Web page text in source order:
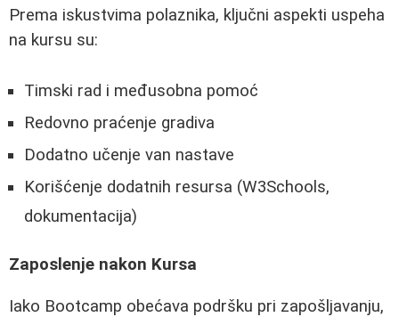
Prema iskustvima polaznika, ključni aspekti uspeha
na kursu su:
Timski rad i međusobna pomoć
Redovno praćenje gradiva
Dodatno učenje van nastave
Korišćenje dodatnih resursa (W3Schools,
dokumentacija)
Zaposlenje nakon Kursa
Iako Bootcamp obećava podršku pri zapošljavanju,